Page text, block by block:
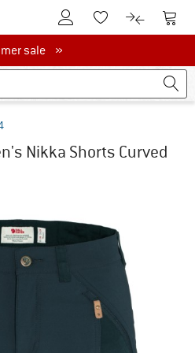
Al conto clienteAlla lista
Al Al
salesale »
Nikka Shorts Curved